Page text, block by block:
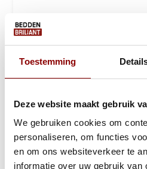
Toestemming
Deze website maakt gebruik
We gebruiken cookies om
personaliseren, om functies
en om ons websiteverkeer te
informatie over uw gebruik van